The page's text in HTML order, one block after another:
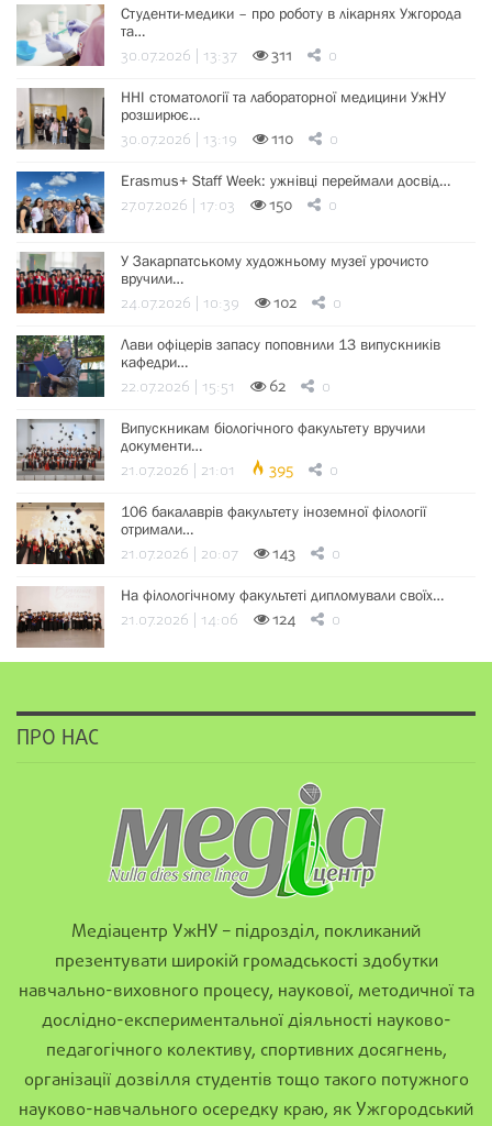
Студенти-медики – про роботу в лікарнях Ужгорода
та…
30.07.2026 | 13:37 311 0
ННІ стоматології та лабораторної медицини УжНУ
розширює…
30.07.2026 | 13:19 110 0
Erasmus+ Staff Week: ужнівці переймали досвід…
27.07.2026 | 17:03 150 0
У Закарпатському художньому музеї урочисто
вручили…
24.07.2026 | 10:39 102 0
Лави офіцерів запасу поповнили 13 випускників
кафедри…
22.07.2026 | 15:51 62 0
Випускникам біологічного факультету вручили
документи…
21.07.2026 | 21:01 395 0
106 бакалаврів факультету іноземної філології
отримали…
21.07.2026 | 20:07 143 0
На філологічному факультеті дипломували своїх…
21.07.2026 | 14:06 124 0
ПРО НАС
Медіацентр УжНУ – підрозділ, покликаний
презентувати широкій громадськості здобутки
навчально-виховного процесу, наукової, методичної та
дослідно-експериментальної діяльності науково-
педагогічного колективу, спортивних досягнень,
організації дозвілля студентів тощо такого потужного
науково-навчального осередку краю, як Ужгородський